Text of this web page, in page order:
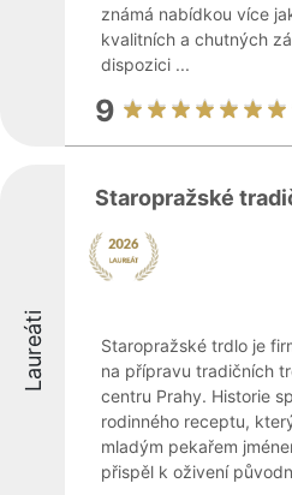
známá nabídkou více
kvalitních a chutných
dispozici ...
9
Laureáti
Staropražské
Staropražské trdlo je
na přípravu tradičních
centru Prahy. Historie
rodinného receptu,
mladým pekařem
přispěl k oživení